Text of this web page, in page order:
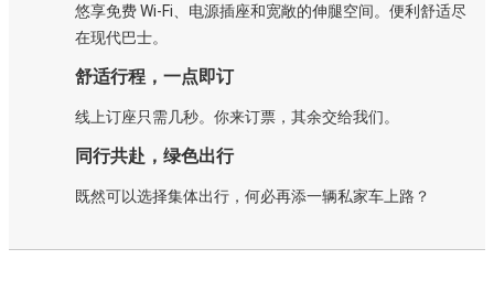
悠享免费 Wi-Fi、电源插座和宽敞的伸腿空间。便利舒适尽
在现代巴士。
舒适行程，一点即订
线上订座只需几秒。你来订票，其余交给我们。
同行共赴，绿色出行
既然可以选择集体出行，何必再添一辆私家车上路？